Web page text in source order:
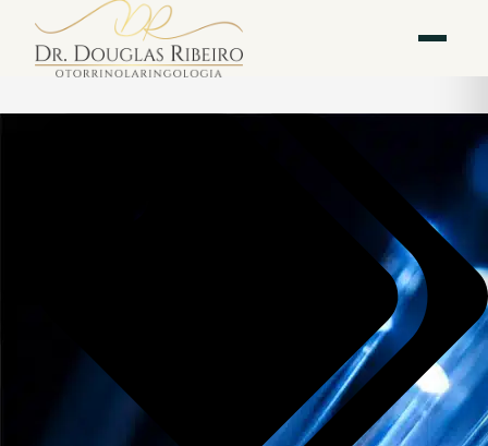
Mariana
Av. Paulista — Bela
Vista